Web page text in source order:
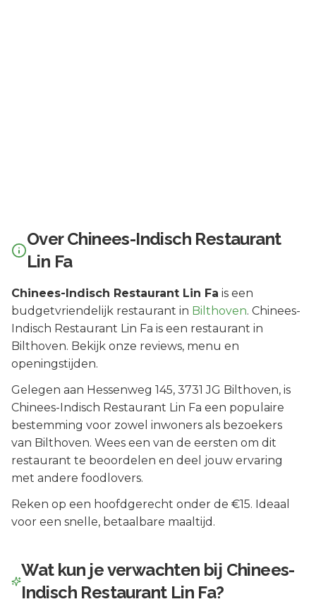
OverChinees-Indisch Restaurant
Lin Fa
Chinees-Indisch Restaurant Lin Fa is een
budgetvriendelijk restaurant in Bilthoven. Chinees-
Indisch Restaurant Lin Fa is een restaurant in
Bilthoven. Bekijk onze reviews, menu en
openingstijden.
Gelegen aan Hessenweg 145, 3731 JG Bilthoven, is
Chinees-Indisch Restaurant Lin Fa een populaire
bestemming voor zowel inwoners als bezoekers
van Bilthoven. Wees een van de eersten om dit
restaurant te beoordelen en deel jouw ervaring
met andere foodlovers.
Reken op een hoofdgerecht onder de €15. Ideaal
voor een snelle, betaalbare maaltijd.
Wat kun je verwachten bij Chinees-
Indisch Restaurant Lin Fa?